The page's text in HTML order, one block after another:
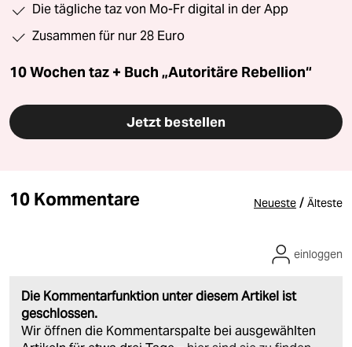
Die tägliche taz von Mo-Fr digital in der App
Zusammen für nur 28 Euro
10 Wochen taz + Buch „Autoritäre Rebellion“
Jetzt bestellen
10 Kommentare Neueste / Älteste
Die Kommentarfunktion unter diesem Artikel ist
geschlossen.
Wir öffnen die Kommentarspalte bei ausgewählten
einloggen